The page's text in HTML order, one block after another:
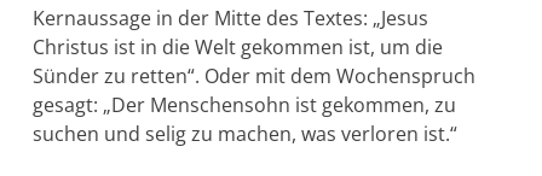
Kernaussage in der Mitte des Textes: „Jesus
Christus ist in die Welt gekommen ist, um die
Sünder zu ret­ten“. Oder mit dem Wochenspruch
gesagt: „Der Menschensohn ist gekommen, zu
suchen und selig zu machen, was verloren ist.“